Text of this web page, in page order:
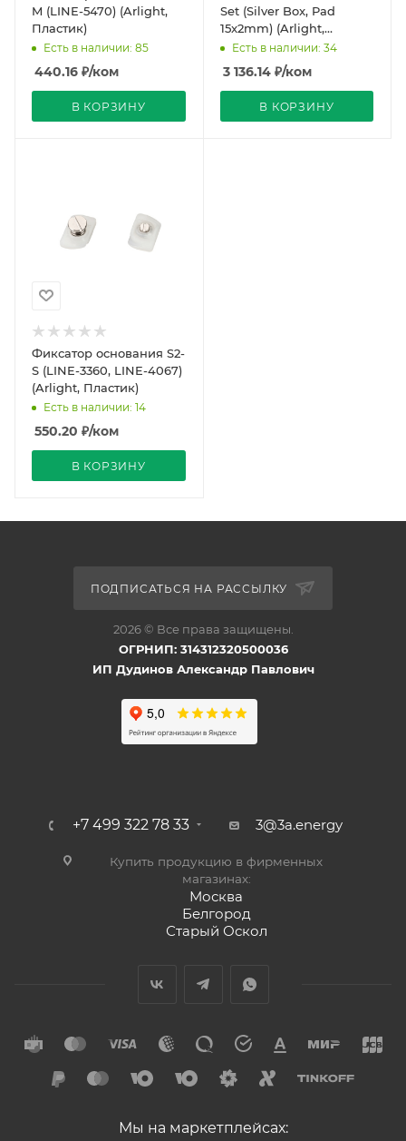
M (LINE-5470) (Arlight,
Пластик)
Есть в наличии: 85
440.16 ₽/ком
В КОРЗИНУ
Set (Silver Box, Pad
15x2mm) (Arlight,
Металл)
Есть в наличии: 34
3 136.14₽/ком
В КОРЗИНУ
Фиксатор основания S2-
S (LINE-3360, LINE-4067)
(Arlight, Пластик)
Есть в наличии: 14
550.20 ₽/ком
В КОРЗИНУ
ПОДПИСАТЬСЯ НА РАССЫЛКУ
2026 © Все права защищены.
ОГРНИП: 314312320500036
ИП Дудинов Александр Павлович
+7 499 322 78 33 3@3a.energy
Купить продукцию в фирменных
магазинах:
Москва
Белгород
Старый Оскол
Мы на маркетплейсах: